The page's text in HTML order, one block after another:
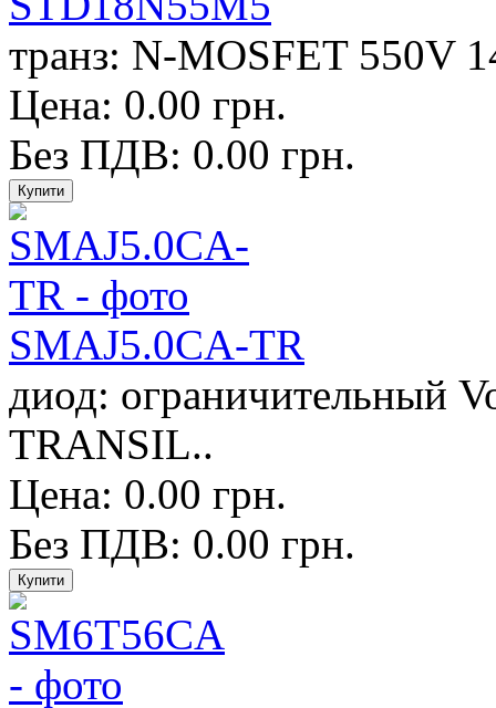
транз: N-MOSFET 550V
Цена: 0.00 грн.
Без ПДВ: 0.00 грн.
SMAJ5.0CA-TR
диод: ограничительный
TRANSIL..
Цена: 0.00 грн.
Без ПДВ: 0.00 грн.